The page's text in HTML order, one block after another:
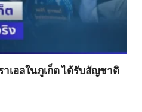
าเอลในภูเก็ต ได้รับสัญชาติ